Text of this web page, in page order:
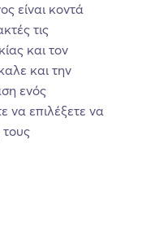
είναι κοντά
τις
και τον
και την
ενός
να επιλέξετε να
τους